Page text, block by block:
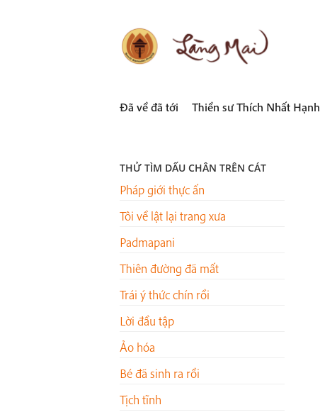
LÀNG MAI
Đã về đã tới Thiền sư Thích Nhất Hạnh
THỬ TÌM DẤU CHÂN TRÊN CÁT
Pháp giới thực ấn
Tôi về lật lại trang xưa
Padmapani
Thiên đường đã mất
Trái ý thức chín rồi
Lời đầu tập
Ảo hóa
Bé đã sinh ra rồi
Tịch tĩnh